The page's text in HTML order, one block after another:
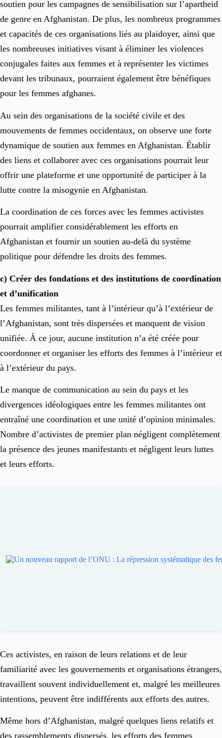
soutien pour les campagnes de sensibilisation sur l’apartheid
de genre en Afghanistan. De plus, les nombreux programmes
et capacités de ces organisations liés au plaidoyer, ainsi que
les nombreuses initiatives visant à éliminer les violences
conjugales faites aux femmes et à représenter les victimes
devant les tribunaux, pourraient également être bénéfiques
pour les femmes afghanes.
Au sein des organisations de la société civile et des
mouvements de femmes occidentaux, on observe une forte
dynamique de soutien aux femmes en Afghanistan. Établir
des liens et collaborer avec ces organisations pourrait leur
offrir une plateforme et une opportunité de participer à la
lutte contre la misogynie en Afghanistan.
La coordination de ces forces avec les femmes activistes
pourrait amplifier considérablement les efforts en
Afghanistan et fournir un soutien au-delà du système
politique pour défendre les droits des femmes.
c) Créer des fondations et des institutions de coordination
et d’unification
Les femmes militantes, tant à l’intérieur qu’à l’extérieur de
l’Afghanistan, sont très dispersées et manquent de vision
unifiée. À ce jour, aucune institution n’a été créée pour
coordonner et organiser les efforts des femmes à l’intérieur et
à l’extérieur du pays.
Le manque de communication au sein du pays et les
divergences idéologiques entre les femmes militantes ont
entraîné une coordination et une unité d’opinion minimales.
Nombre d’activistes de premier plan négligent complètement
la présence des jeunes manifestants et négligent leurs luttes
et leurs efforts.
Ces activistes, en raison de leurs relations et de leur
familiarité avec les gouvernements et organisations étrangers,
travaillent souvent individuellement et, malgré les meilleures
intentions, peuvent être indifférents aux efforts des autres.
Même hors d’Afghanistan, malgré quelques liens relatifs et
des rassemblements dispersés, les efforts des femmes